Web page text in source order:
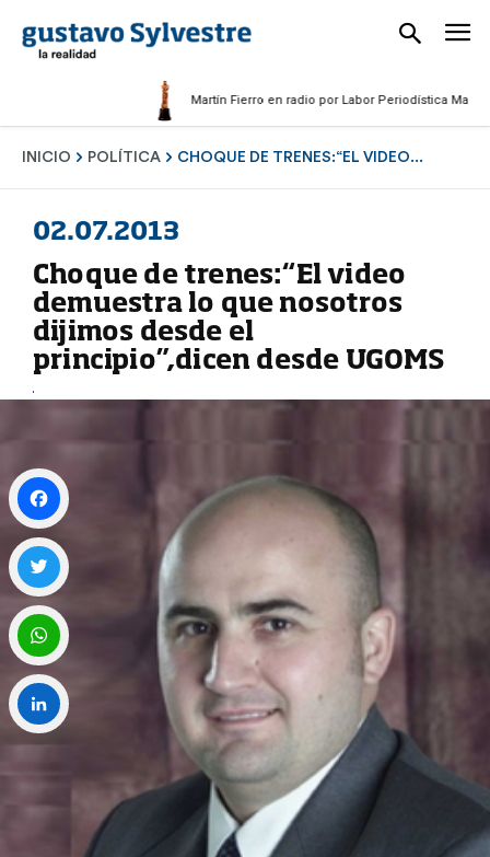
Martín Fierro en radio por Labor Periodística Masculina
INICIO POLÍTICA CHOQUE DE TRENES:“EL VIDEO...
02.07.2013
Choque de trenes:“El video
demuestra lo que nosotros
dijimos desde el
principio”,dicen desde UGOMS
Facebook
Twitter
WhatsApp